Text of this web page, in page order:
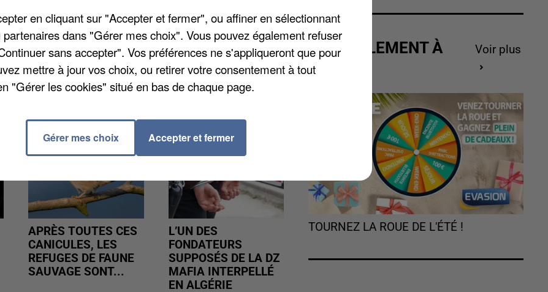
En conséquence, plusieurs services
parents d'élèves que cela concernera la
Il va donc falloir prendre ses précautions.
APRÈS TOUTES CES
CANICULES, LES
REFUGES DE FAUNE
SAUVAGE SONT...
L’UN DES
FONDATEURS
SUPPOSÉS DE LA DZ
MAFIA INTERPELLÉ
EN ALGÉRIE
ACTUELLEMENT À
GAGNER
Voir plus
TOURNEZ LA ROUE DE L'ÉTÉ !
en cliquant sur "Accepter et fermer", ou affiner en sélectionnant
dans "Gérer mes choix". Vous pouvez également refuser
sans accepter". Vos préférences ne s'appliqueront que pour
mettre à jour vos choix, ou retirer votre consentement à tout
"Gérer les cookies" situé en bas de chaque page.
Gérer mes choix Accepter et fermer